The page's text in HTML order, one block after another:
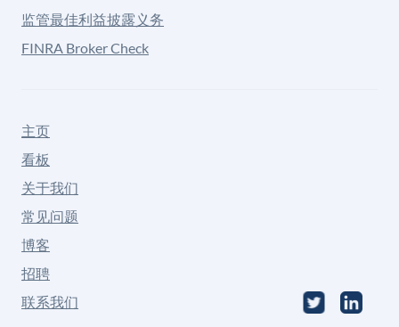
监管最佳利益披露义务
FINRA Broker Check
主页
看板
关于我们
常见问题
博客
招聘
联系我们